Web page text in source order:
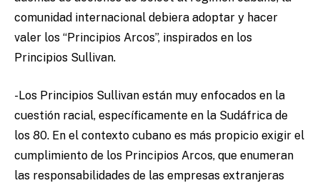
comunidad internacional debiera adoptar y hacer
valer los “Principios Arcos”, inspirados en los
Principios Sullivan.
-Los Principios Sullivan están muy enfocados en la
cuestión racial, específicamente en la Sudáfrica de
los 80. En el contexto cubano es más propicio exigir el
cumplimiento de los Principios Arcos, que enumeran
las responsabilidades de las empresas extranjeras